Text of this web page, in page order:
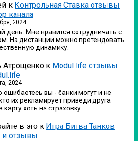
к Контрольная Ставка отзывы
канала
2024
день. Мне нравится сотрудничать с
На дистанции можно претендовать
динамику.
Атрощенко к Modul life отзывы
2024
вы - банки могут и не
их рекламирует приведи друга
карту хоть на страховку…
в это к Игра Битва Танков
и отзывы